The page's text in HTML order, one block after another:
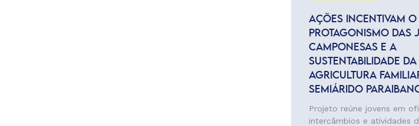
AÇÕES INCENTIVAM O
PROTAGONISMO DAS
CAMPONESAS E A
SUSTENTABILIDADE DA
AGRICULTURA
SEMIÁRIDO
Projeto reúne jovens em
intercâmbios e atividades